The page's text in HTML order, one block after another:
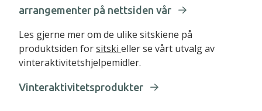
arrangementer på nettsiden vår
Les gjerne mer om de ulike sitskiene på
produktsiden forsitski eller se vårt utvalg av
vinteraktivitetshjelpemidler.
Vinteraktivitetsprodukter